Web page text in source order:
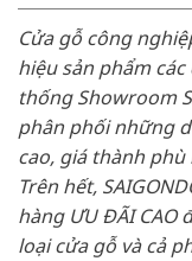
Cửa gỗ công
hiệu sản phẩm
thống Showroom
phân phối những
cao, giá thành
Trên hết,
hàng ƯU ĐÃI CAO
loại cửa gỗ và cả